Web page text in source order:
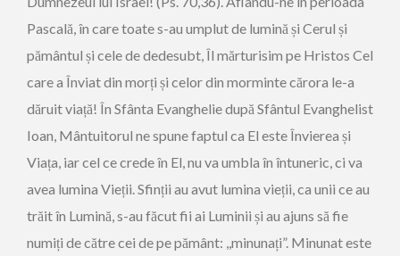
Pascală, în care toate s-au umplut de lumină și Cerul și
pământul și cele de dedesubt, Îl mărturisim pe Hristos Cel
care a Înviat din morți și celor din morminte cărora le-a
dăruit viață! În Sfânta Evanghelie după Sfântul Evanghelist
Ioan, Mântuitorul ne spune faptul ca El este Învierea și
Viața, iar cel ce crede în El, nu va umbla în întuneric, ci va
avea lumina Vieții. Sfinții au avut lumina vieții, ca unii ce au
trăit în Lumină, s-au făcut fii ai Luminii și au ajuns să fie
numiți de către cei de pe pământ: ,,minunați”. Minunat este